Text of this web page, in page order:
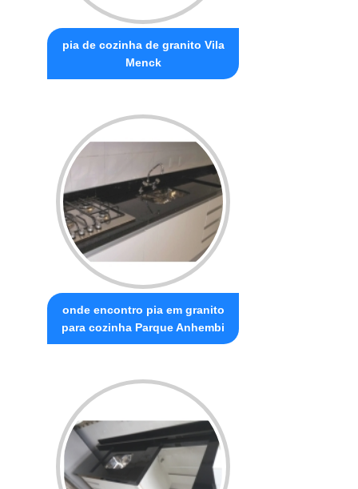
pia de cozinha de granito Vila
Menck
onde encontro pia em granito
para cozinha Parque Anhembi